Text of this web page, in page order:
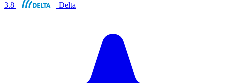
3.8 Delta